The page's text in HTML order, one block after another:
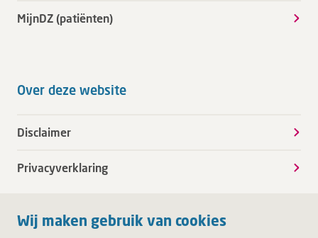
Wij maken gebruik van cookies
MijnDZ (patiënten)
Over deze website
Disclaimer
Privacyverklaring